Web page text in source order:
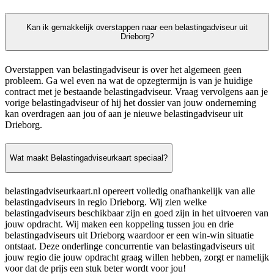
Kan ik gemakkelijk overstappen naar een belastingadviseur uit
Drieborg?
Overstappen van belastingadviseur is over het algemeen geen
probleem. Ga wel even na wat de opzegtermijn is van je huidige
contract met je bestaande belastingadviseur. Vraag vervolgens aan je
vorige belastingadviseur of hij het dossier van jouw onderneming
kan overdragen aan jou of aan je nieuwe belastingadviseur uit
Drieborg.
Wat maakt Belastingadviseurkaart speciaal?
belastingadviseurkaart.nl opereert volledig onafhankelijk van alle
belastingadviseurs in regio Drieborg. Wij zien welke
belastingadviseurs beschikbaar zijn en goed zijn in het uitvoeren van
jouw opdracht. Wij maken een koppeling tussen jou en drie
belastingadviseurs uit Drieborg waardoor er een win-win situatie
ontstaat. Deze onderlinge concurrentie van belastingadviseurs uit
jouw regio die jouw opdracht graag willen hebben, zorgt er namelijk
voor dat de prijs een stuk beter wordt voor jou!